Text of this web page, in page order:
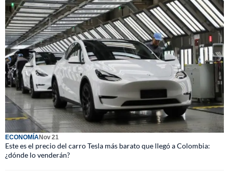
ECONOMÍANov 21
Este es el precio del carro Tesla más barato que llegó a Colombia:
¿dónde lo venderán?